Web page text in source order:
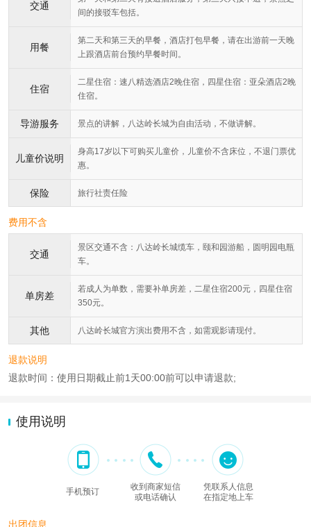
交通
间的接驳车包括。
用餐
第二天和第三天的早餐，酒店打包早餐，请在出游前一天晚
上跟酒店前台预约早餐时间。
住宿
二星住宿：速八精选酒店2晚住宿，四星住宿：亚朵酒店2晚
住宿。
导游服务 景点的讲解，八达岭长城为自由活动，不做讲解。
儿童价说明
身高17岁以下可购买儿童价，儿童价不含床位，不退门票优
惠。
保险 旅行社责任险
费用不含
交通
景区交通不含：八达岭长城缆车，颐和园游船，圆明园电瓶
车。
单房差
若成人为单数，需要补单房差，二星住宿200元，四星住宿
350元。
其他 八达岭长城官方演出费用不含，如需观影请现付。
退款说明
退款时间：使用日期截止前1天00:00前可以申请退款;
使用说明
手机预订
收到商家短信
或电话确认
凭联系人信息
在指定地上车
出团信息